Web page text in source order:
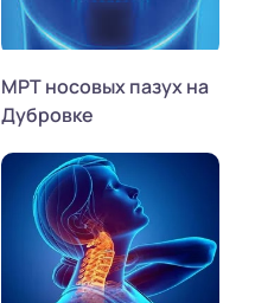
МРТ носовых пазух на
Дубровке